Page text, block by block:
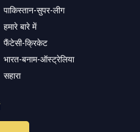
पाकिस्तान-सुपर-लीग
हमारे बारे में
फैंटेसी-क्रिकेट
भारत-बनाम-ऑस्ट्रेलिया
सहारा